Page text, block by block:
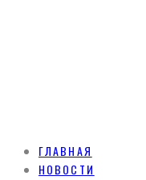
ГЛАВНАЯ
НОВОСТИ